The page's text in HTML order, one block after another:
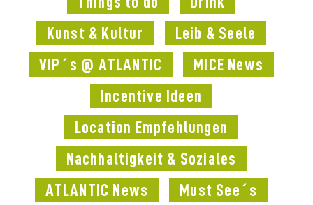
Kunst & Kultur
Leib & Seele
VIP´s @ ATLANTIC
MICE News
Incentive Ideen
Location Empfehlungen
Nachhaltigkeit & Soziales
ATLANTIC News
Must See´s